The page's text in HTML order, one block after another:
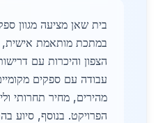
בית שאן מציעה מגוון
במתכת מותאמת אישית,
הצפון והיכרות עם
עבודה עם ספקים
מהירים, מחיר תחרותי
הפרויקט. בנוסף, סיוע